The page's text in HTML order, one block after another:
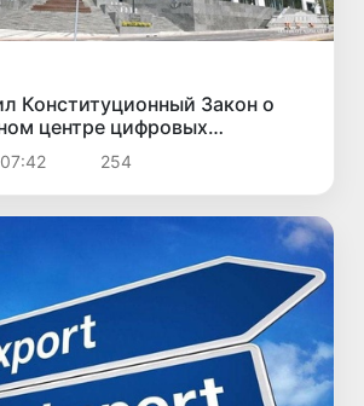
Конституционный Закон о
центре цифровых
Uzbekistan»
254